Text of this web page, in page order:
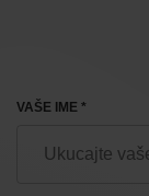
VAŠE IME *